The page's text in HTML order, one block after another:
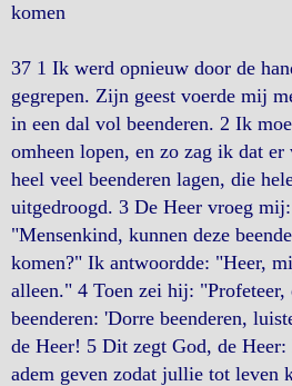
komen
37 1 Ik werd opnieuw door de
gegrepen. Zijn geest voerde mij
in een dal vol beenderen. 2 Ik
omheen lopen, en zo zag ik dat
heel veel beenderen lagen, die
uitgedroogd. 3 De Heer vroeg mij:
"Mensenkind, kunnen deze
komen?" Ik antwoordde: "Heer,
alleen." 4 Toen zei hij: "Profeteer,
beenderen: 'Dorre beenderen,
de Heer! 5 Dit zegt God, de
adem geven zodat jullie tot leven